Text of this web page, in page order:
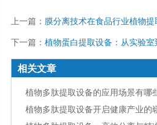
上一篇： 膜分离技术在食品行业植物
下一篇： 植物蛋白提取设备：从实验
相关文章
植物多肽提取设备的应用场景有哪
植物多肽提取设备开启健康产业的